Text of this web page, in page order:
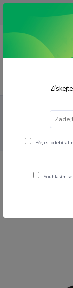
OPAVA 733537099/
734541648/OLOMOUC
PRO STROJE
MONTÁŽNÍ SADY /
NAVIGACE,
BEELINE
Přeji si odebírat
Souhlasím se